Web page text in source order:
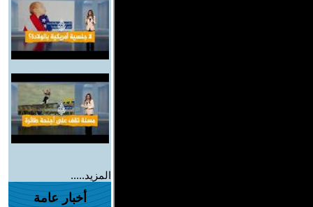
المزيد.....
أخبار عامة